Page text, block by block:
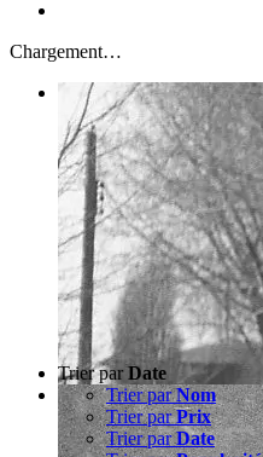
Chargement…
Trier parDate
Trier parNom
Trier parPrix
Trier parDate